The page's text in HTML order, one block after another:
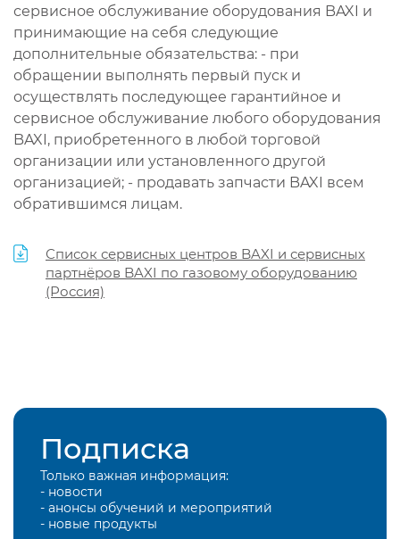
сервисное обслуживание оборудования BAXI и
принимающие на себя следующие
дополнительные обязательства: - при
обращении выполнять первый пуск и
осуществлять последующее гарантийное и
сервисное обслуживание любого оборудования
BAXI, приобретенного в любой торговой
организации или установленного другой
организацией; - продавать запчасти BAXI всем
обратившимся лицам.
Список сервисных центров BAXI и сервисных
партнёров BAXI по газовому оборудованию
(Россия)
Подписка
Только важная информация:
- новости
- анонсы обучений и мероприятий
- новые продукты